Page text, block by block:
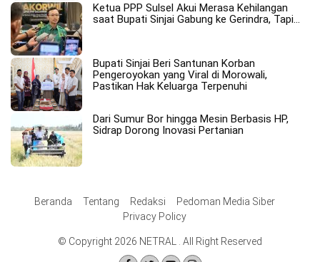
Ketua PPP Sulsel Akui Merasa Kehilangan
saat Bupati Sinjai Gabung ke Gerindra, Tapi…
Bupati Sinjai Beri Santunan Korban
Pengeroyokan yang Viral di Morowali,
Pastikan Hak Keluarga Terpenuhi
Dari Sumur Bor hingga Mesin Berbasis HP,
Sidrap Dorong Inovasi Pertanian
Beranda Tentang Redaksi
Pedoman Media Siber
Privacy Policy
© Copyright 2026 NETRAL . All Right Reserved